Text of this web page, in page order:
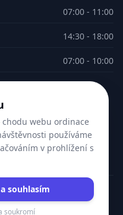
07:00 - 11:00
14:30 - 18:00
07:00 - 10:00
práva vyhrazena.
webu ordinace
používáme
v prohlížení s
souhlasím
soukromí